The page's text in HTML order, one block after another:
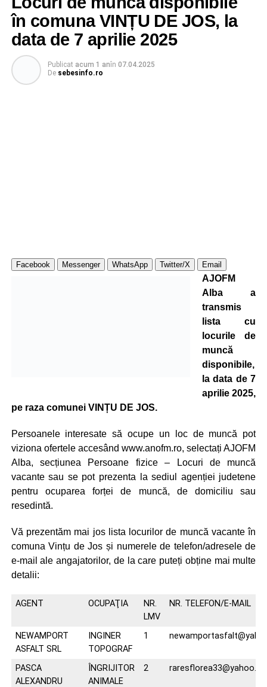
în comuna VINȚU DE JOS, la
data de 7 aprilie 2025
Publicat acum 1 anîn 07.04.2025
De sebesinfo.ro
Facebook Messenger WhatsApp Twitter/X Email
AJOFM
Alba a
transmis
lista cu
locurile de
muncă
disponibile,
la data de 7
aprilie 2025,
pe raza comunei VINȚU DE JOS.
Persoanele interesate să ocupe un loc de muncă pot
viziona ofertele accesând www.anofm.ro, selectați AJOFM
Alba, secțiunea Persoane fizice – Locuri de muncă
vacante sau se pot prezenta la sediul agenției judetene
pentru ocuparea forței de muncă, de domiciliu sau
resedintă.
Vă prezentăm mai jos lista locurilor de muncă vacante în
comuna Vințu de Jos și numerele de telefon/adresele de
e-mail ale angajatorilor, de la care puteți obține mai multe
detalii:
AGENT OCUPAŢIA
NR.
LMV
NR. TELEFON/E-MAIL
NEWAMPORT
ASFALT SRL
INGINER
TOPOGRAF
1
PASCA
ALEXANDRU
ÎNGRIJITOR
ANIMALE
2